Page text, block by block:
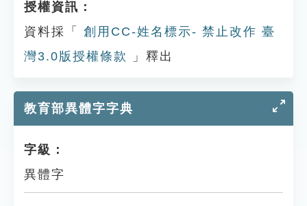
授權資訊：
資料採「
創用CC-姓名標示- 禁止改作 臺
灣3.0版授權條款
」釋出
教育部異體字字典
字級：
異體字